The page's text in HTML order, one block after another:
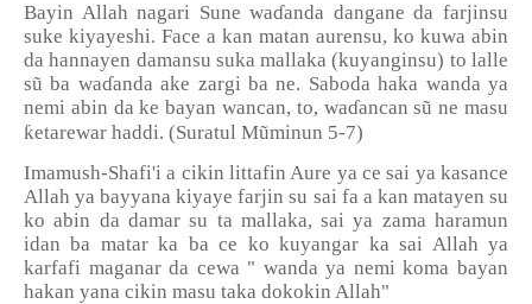
Bayin Allah nagari Sune waɗanda dangane da farjinsu
suke kiyayeshi. Face a kan matan aurensu, ko kuwa abin
da hannayen damansu suka mallaka (kuyanginsu) to lalle
sũ ba waɗanda ake zargi ba ne. Saboda haka wanda ya
nemi abin da ke bayan wancan, to, waɗancan sũ ne masu
ƙetarewar haddi. (Suratul Mũminun 5-7)
Imamush-Shafi'i a cikin littafin Aure ya ce sai ya kasance
Allah ya bayyana kiyaye farjin su sai fa a kan matayen su
ko abin da damar su ta mallaka, sai ya zama haramun
idan ba matar ka ba ce ko kuyangar ka sai Allah ya
karfafi maganar da cewa " wanda ya nemi koma bayan
hakan yana cikin masu taka dokokin Allah"